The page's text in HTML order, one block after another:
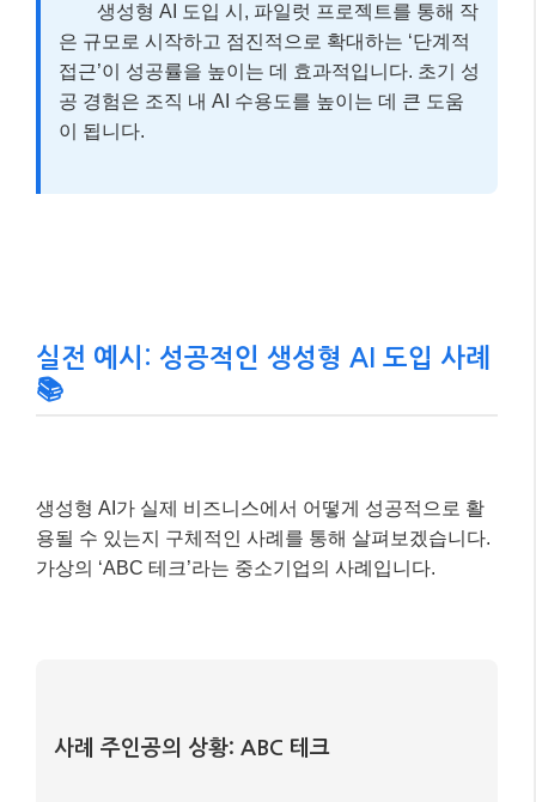
생성형 AI 도입 시, 파일럿 프로젝트를 통해 작
은 규모로 시작하고 점진적으로 확대하는 ‘단계적
접근’이 성공률을 높이는 데 효과적입니다. 초기 성
공 경험은 조직 내 AI 수용도를 높이는 데 큰 도움
이 됩니다.
실전 예시: 성공적인 생성형 AI 도입 사례
📚
생성형 AI가 실제 비즈니스에서 어떻게 성공적으로 활
용될 수 있는지 구체적인 사례를 통해 살펴보겠습니다.
가상의 ‘ABC 테크’라는 중소기업의 사례입니다.
사례 주인공의 상황: ABC 테크